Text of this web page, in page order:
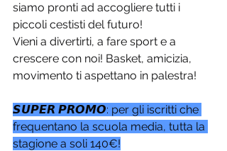
siamo pronti ad accogliere tutti i
piccoli cestisti del futuro!
Vieni a divertirti, a fare sport e a
crescere con noi! Basket, amicizia,
movimento ti aspettano in palestra!
𝙎𝙐𝙋𝙀𝙍 𝙋𝙍𝙊𝙈𝙊: per gli iscritti che
frequentano la scuola media, tutta la
stagione a soli 140€!